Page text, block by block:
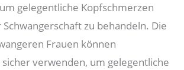
gelegentliche Kopfschmerzen
zu behandeln. Die
Frauen können
verwenden, um gelegentliche